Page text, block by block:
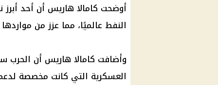
أوضحت كامالا هاريس أن أحد أبرز
النفط عالميًا، مما عزز من مواردها
وأضافت كامالا هاريس أن الحرب
العسكرية التي كانت مخصصة لدعم